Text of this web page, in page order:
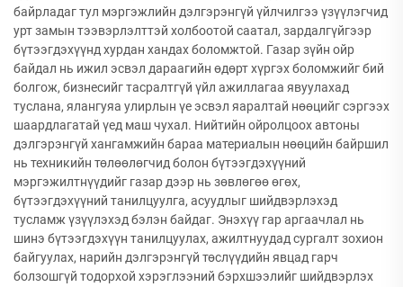
байрладаг тул мэргэжлийн дэлгэрэнгүй үйлчилгээ үзүүлэгчид
урт замын тээвэрлэлттэй холбоотой саатал, зардалгүйгээр
бүтээгдэхүүнд хурдан хандах боломжтой. Газар зүйн ойр
байдал нь ижил эсвэл дараагийн өдөрт хүргэх боломжийг бий
болгож, бизнесийг тасралтгүй үйл ажиллагаа явуулахад
туслана, ялангуяа улирлын үе эсвэл яаралтай нөөцийг сэргээх
шаардлагатай үед маш чухал. Нийтийн ойролцоох автоны
дэлгэрэнгүй хангамжийн бараа материалын нөөцийн байршил
нь техникийн төлөөлөгчид болон бүтээгдэхүүний
мэргэжилтнүүдийг газар дээр нь зөвлөгөө өгөх,
бүтээгдэхүүний танилцуулга, асуудлыг шийдвэрлэхэд
тусламж үзүүлэхэд бэлэн байдаг. Энэхүү гар аргаачлал нь
шинэ бүтээгдэхүүн танилцуулах, ажилтнуудад сургалт зохион
байгуулах, нарийн дэлгэрэнгүй төслүүдийн явцад гарч
болзошгүй тодорхой хэрэглээний бэрхшээлийг шийдвэрлэх